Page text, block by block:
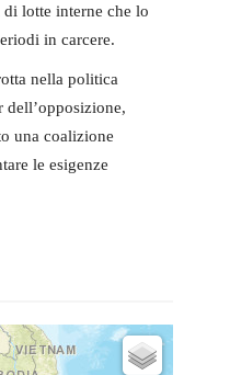
lotte interne che lo
in carcere.
nella politica
dell’opposizione,
una coalizione
le esigenze